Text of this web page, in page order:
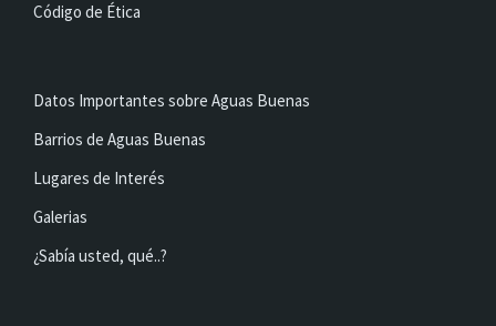
Código de Ética
Datos Importantes sobre Aguas Buenas
Barrios de Aguas Buenas
Lugares de Interés
Galerias
¿Sabía usted, qué..?